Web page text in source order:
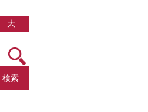
大
検索